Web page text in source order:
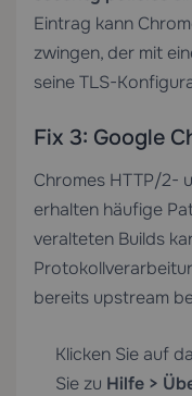
Eintrag kann
zwingen, der mit
seine TLS-
Fix 3: Google
Chromes HTTP/2-
erhalten häufige
veralteten Builds
bereits upstream
Klicken Sie auf
Sie zu Hilfe >